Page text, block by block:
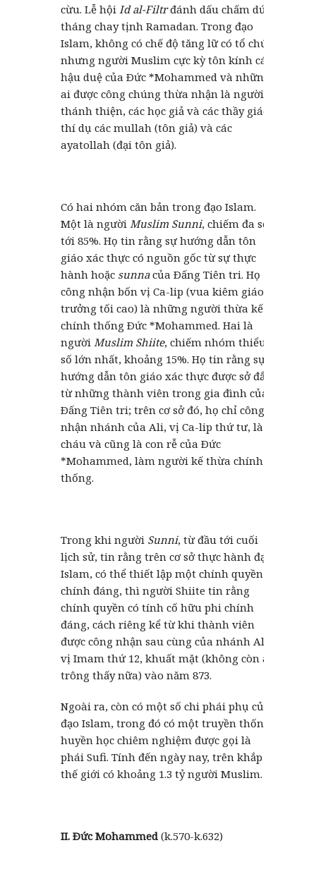
cừu. Lễ hội Id al-Filtrđánh dấu chấm dứt
tháng chay tịnh Ramadan. Trong đạo
Islam, không có chế độ tăng lữ có tổ chức,
nhưng người Muslim cực kỳ tôn kính các
hậu duệ của Ðức *Mohammed và những
ai được công chúng thừa nhận là người
thánh thiện, các học giả và các thầy giáo,
thí dụ các mullah (tôn giả) và các
ayatollah (đại tôn giả).
Có hai nhóm căn bản trong đạo Islam.
Một là người Muslim Sunni, chiếm đa số,
tới 85%. Họ tin rằng sự hướng dẫn tôn
giáo xác thực có nguồn gốc từ sự thực
hành hoặc sunnacủa Ðấng Tiên tri. Họ
công nhận bốn vị Ca-lip (vua kiêm giáo
trưởng tối cao) là những người thừa kế
chính thống Ðức *Mohammed. Hai là
người Muslim Shiite, chiếm nhóm thiểu
số lớn nhất, khoảng 15%. Họ tin rằng sự
hướng dẫn tôn giáo xác thực được sở đắc
từ những thành viên trong gia đình của
Ðấng Tiên tri; trên cơ sở đó, họ chỉ công
nhận nhánh của Ali, vị Ca-lip thứ tư, là
cháu và cũng là con rễ của Ðức
*Mohammed, làm người kế thừa chính
thống.
Trong khi người Sunni, từ đầu tới cuối
lịch sử, tin rằng trên cơ sở thực hành đạo
Islam, có thể thiết lập một chính quyền
chính đáng, thì người Shiite tin rằng
chính quyền có tính cố hữu phi chính
đáng, cách riêng kể từ khi thành viên
được công nhận sau cùng của nhánh Ali,
vị Imam thứ 12, khuất mặt (không còn ai
trông thấy nữa) vào năm 873.
Ngoài ra, còn có một số chi phái phụ của
đạo Islam, trong đó có một truyền thống
huyền học chiêm nghiệm được gọi là
phái Sufi. Tính đến ngày nay, trên khắp
thế giới có khoảng 1.3 tỷ người Muslim.
II. Ðức Mohammed (k.570-k.632)